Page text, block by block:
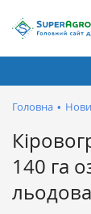
Головна •
140 га
льодова